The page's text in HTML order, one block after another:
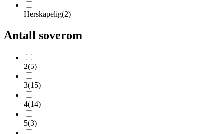
Herskapelig(2)
Antall soverom
2(5)
3(15)
4(14)
5(3)